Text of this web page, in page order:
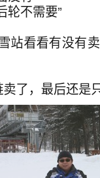
轮不需要”
站看看有没有
卖了，最后还是